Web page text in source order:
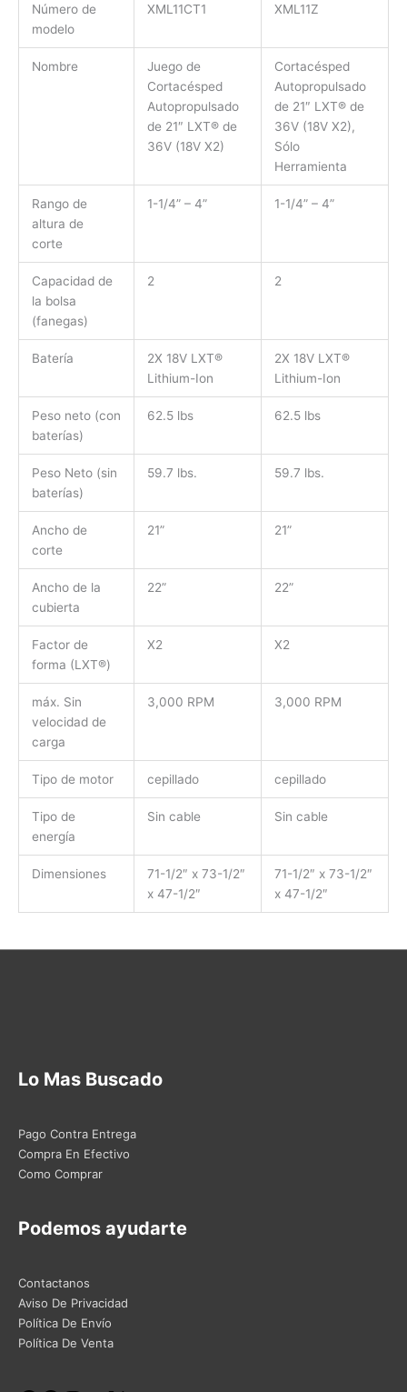
Número de
modelo
XML11CT1 XML11Z
Nombre
Juego de
Cortacésped
Autopropulsado
de 21″ LXT® de
36V (18V X2)
Cortacésped
Autopropulsado
de 21″ LXT® de
36V (18V X2),
Sólo
Herramienta
Rango de
altura de
corte
1-1/4” – 4” 1-1/4” – 4”
Capacidad de
la bolsa
(fanegas)
2 2
Batería
2X 18V LXT®
Lithium-Ion
2X 18V LXT®
Lithium-Ion
Peso neto (con
baterías)
62.5 lbs 62.5 lbs
Peso Neto (sin
baterías)
59.7 lbs. 59.7 lbs.
Ancho de
corte
21” 21”
Ancho de la
cubierta
22” 22”
Factor de
forma (LXT®)
X2 X2
máx. Sin
velocidad de
carga
3,000 RPM 3,000 RPM
Tipo de motor cepillado cepillado
Tipo de
energía
Sin cable Sin cable
Dimensiones
71-1/2″ x 73-1/2″
x 47-1/2″
71-1/2″ x 73-1/2″
x 47-1/2″
Lo Mas Buscado
Pago Contra Entrega
Compra En Efectivo
Como Comprar
Podemos ayudarte
Contactanos
Aviso De Privacidad
Política De Envío
Política De Venta